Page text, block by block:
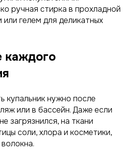
ручная стирка в прохладной
гелем для деликатных
каждого
купальник нужно после
или в бассейн. Даже если
загрязнился, на ткани
соли, хлора и косметики,